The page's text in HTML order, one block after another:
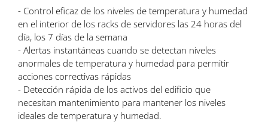
- Control eficaz de los niveles de temperatura y humedad
en el interior de los racks de servidores las 24 horas del
día, los 7 días de la semana
- Alertas instantáneas cuando se detectan niveles
anormales de temperatura y humedad para permitir
acciones correctivas rápidas
- Detección rápida de los activos del edificio que
necesitan mantenimiento para mantener los niveles
ideales de temperatura y humedad.